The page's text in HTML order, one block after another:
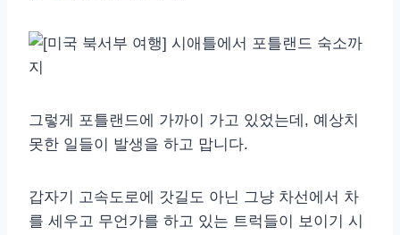
그렇게 포틀랜드에 가까이 가고 있었는데, 예상치
못한 일들이 발생을 하고 맙니다.
갑자기 고속도로에 갓길도 아닌 그냥 차선에서 차
를 세우고 무언가를 하고 있는 트럭들이 보이기 시